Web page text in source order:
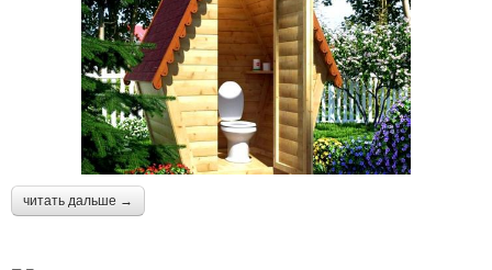
читать дальше →